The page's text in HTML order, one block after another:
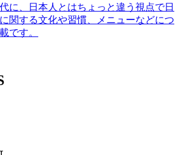
に、日本人とはちょっと違う視点で日
関する文化や習慣、メニューなどにつ
です。